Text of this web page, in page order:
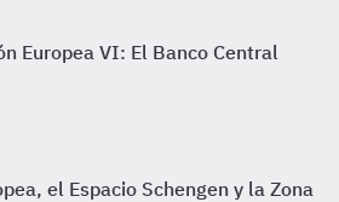
Europea VI: El Banco Central
el Espacio Schengen y la Zona